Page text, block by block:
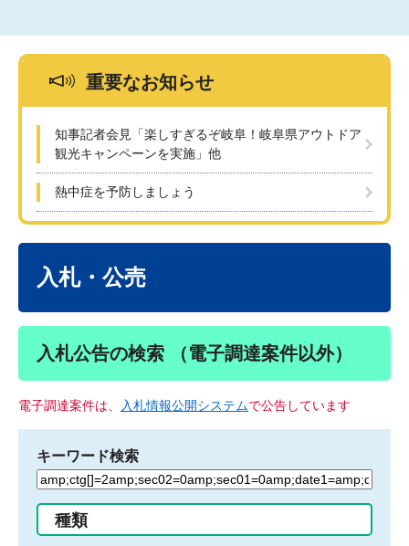
重要なお知らせ
知事記者会見「楽しすぎるぞ岐阜！岐阜県アウトドア
観光キャンペーンを実施」他
熱中症を予防しましょう
入札・公売
入札公告の検索 （電子調達案件以外）
電子調達案件は、 入札情報公開システムで公告しています
キーワード検索
検
る
種類